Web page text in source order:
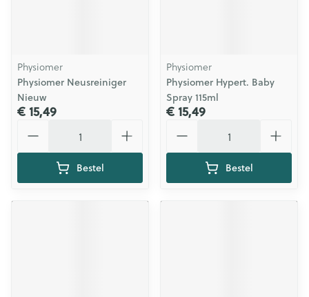
Physiomer
Physiomer Neusreiniger
Nieuw
€ 15,49
Bestel
Physiomer
Physiomer Hypert. Baby
Spray 115ml
€ 15,49
Bestel